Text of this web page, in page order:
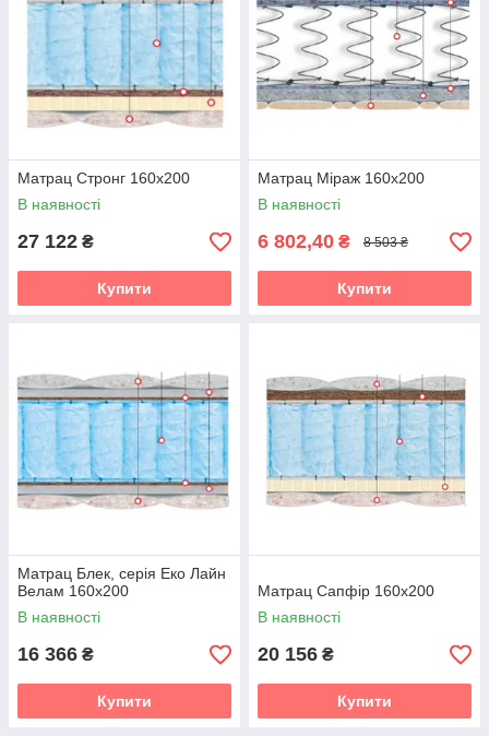
Матрац Стронг 160х200
В наявності
27 122 ₴
Купити
Матрац Міраж 160х200
В наявності
6 802,40 ₴ 8 503 ₴
Купити
Матрац Блек, серія Еко Лайн
Велам 160х200
В наявності
16 366 ₴
Купити
Матрац Сапфір 160х200
В наявності
20 156 ₴
Купити